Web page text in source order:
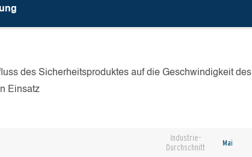
des Sicherheitsproduktes auf die Geschwindigkeit des
Einsatz
Industrie-
Durchschnitt
Mai